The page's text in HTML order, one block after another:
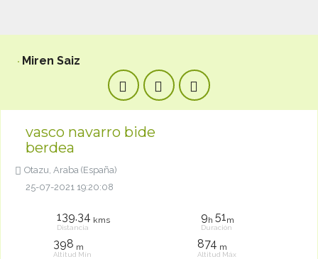
Miren Saiz
vasco navarro bide
berdea
Otazu, Araba (España)
25-07-2021 19:20:08
139.34 kms
Distancia
9h 51m
Duración
398 m
Altitud Mín
874 m
Altitud Máx